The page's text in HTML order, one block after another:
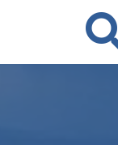
Buscar